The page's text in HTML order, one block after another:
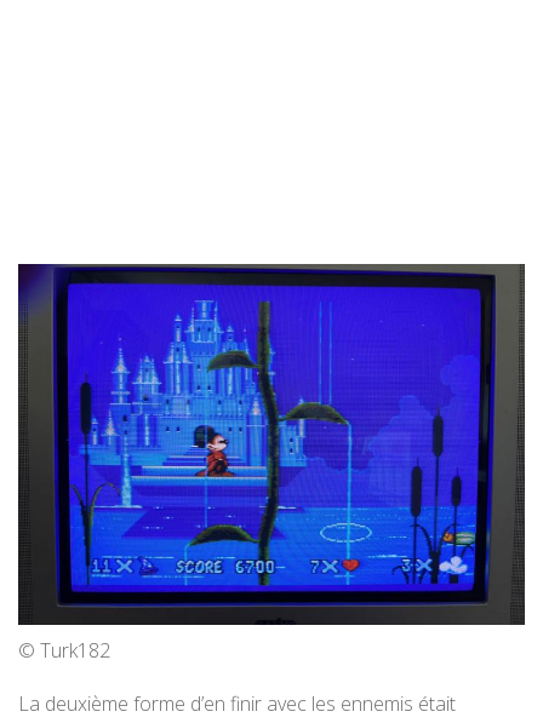
© Turk182
La deuxième forme d’en finir avec les ennemis était